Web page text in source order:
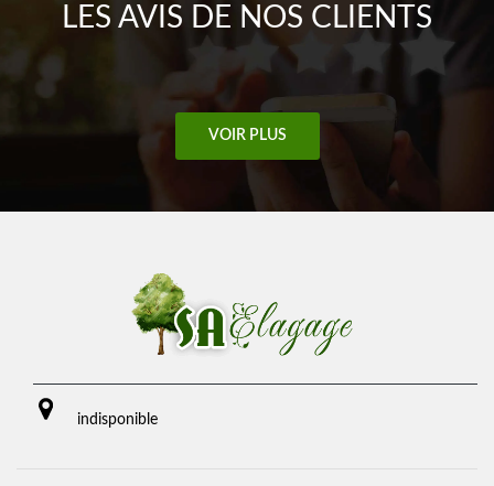
LES AVIS DE NOS CLIENTS
VOIR PLUS
indisponible